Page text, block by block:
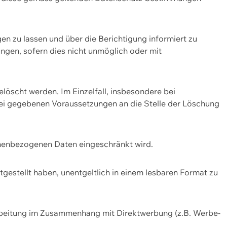
zu lassen und über die Berichtigung informiert zu
sofern dies nicht unmöglich oder mit
werden. Im Einzelfall, insbesondere bei
gegebenen Voraussetzungen an die Stelle der Löschung
Daten eingeschränkt wird.
haben, unentgeltlich in einem lesbaren Format zu
im Zusammenhang mit Direktwerbung (z.B. Werbe-